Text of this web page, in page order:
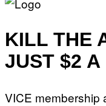
KILL THE
JUST $2 A
VICE membership